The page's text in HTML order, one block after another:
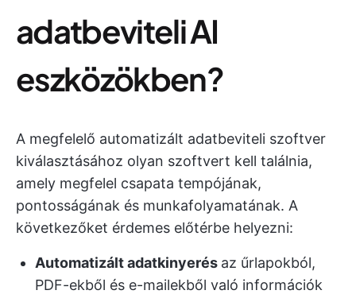
adatbeviteli AI
eszközökben?
A megfelelő automatizált adatbeviteli szoftver
kiválasztásához olyan szoftvert kell találnia,
amely megfelel csapata tempójának,
pontosságának és munkafolyamatának. A
következőket érdemes előtérbe helyezni:
Automatizált adatkinyerés az űrlapokból,
PDF-ekből és e-mailekből való információk